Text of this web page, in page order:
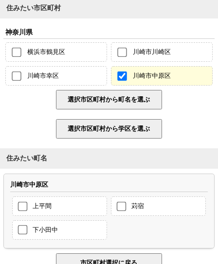
住みたい市区町村
神奈川県
横浜市鶴見区 川崎市川崎区
川崎市幸区 川崎市中原区
住みたい町名
川崎市中原区
上平間 苅宿
下小田中